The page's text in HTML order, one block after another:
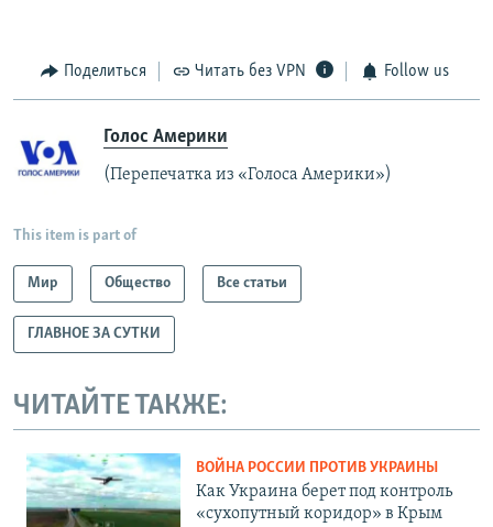
Поделиться Читать без VPN Follow us
Голос Америки
(Перепечатка из «Голоса Америки»)
This item is part of
Мир Общество Все статьи
ГЛАВНОЕ ЗА СУТКИ
ЧИТАЙТЕ ТАКЖЕ:
ВОЙНА РОССИИ ПРОТИВ УКРАИНЫ
Как Украина берет под контроль
«сухопутный коридор» в Крым